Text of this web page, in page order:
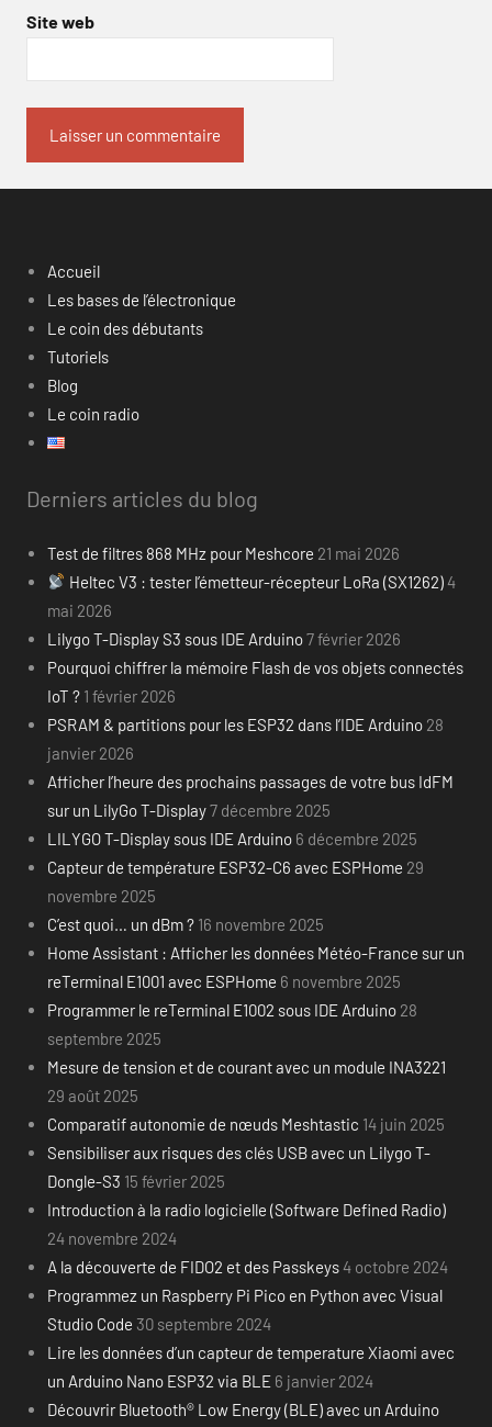
Site web
Accueil
Les bases de l’électronique
Le coin des débutants
Tutoriels
Blog
Le coin radio
Derniers articles du blog
Test de filtres 868 MHz pour Meshcore 21 mai 2026
Heltec V3 : tester l’émetteur-récepteur LoRa (SX1262)4
mai 2026
Lilygo T-Display S3 sous IDE Arduino7 février 2026
Pourquoi chiffrer la mémoire Flash de vos objets connectés
IoT ? 1 février 2026
PSRAM & partitions pour les ESP32 dans l’IDE Arduino 28
janvier 2026
Afficher l’heure des prochains passages de votre bus IdFM
sur un LilyGo T-Display7 décembre 2025
LILYGO T-Display sous IDE Arduino 6 décembre 2025
Capteur de température ESP32-C6 avec ESPHome 29
novembre 2025
C’est quoi… un dBm ? 16 novembre 2025
Home Assistant : Afficher les données Météo-France sur un
reTerminal E1001 avec ESPHome 6 novembre 2025
Programmer le reTerminal E1002 sous IDE Arduino 28
septembre 2025
Mesure de tension et de courant avec un module INA3221
29 août 2025
Comparatif autonomie de nœuds Meshtastic 14 juin 2025
Sensibiliser aux risques des clés USB avec un Lilygo T-
Dongle-S3 15 février 2025
Introduction à la radio logicielle (Software Defined Radio)
24 novembre 2024
A la découverte de FIDO2 et des Passkeys4 octobre 2024
Programmez un Raspberry Pi Pico en Python avec Visual
Studio Code 30 septembre 2024
Lire les données d’un capteur de temperature Xiaomi avec
un Arduino Nano ESP32 via BLE 6 janvier 2024
Découvrir Bluetooth® Low Energy (BLE) avec un Arduino